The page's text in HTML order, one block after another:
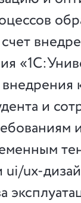
и
ui/ux-